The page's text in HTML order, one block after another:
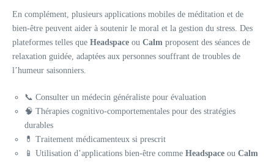
En complément, plusieurs applications mobiles de méditation et de
bien-être peuvent aider à soutenir le moral et la gestion du stress. Des
plateformes telles que Headspace ou Calm proposent des séances de
relaxation guidée, adaptées aux personnes souffrant de troubles de
l’humeur saisonniers.
📞 Consulter un médecin généraliste pour évaluation
🧠 Thérapies cognitivo-comportementales pour des stratégies
durables
💊 Traitement médicamenteux si prescrit
📱 Utilisation d’applications bien-être comme Headspace ou Calm